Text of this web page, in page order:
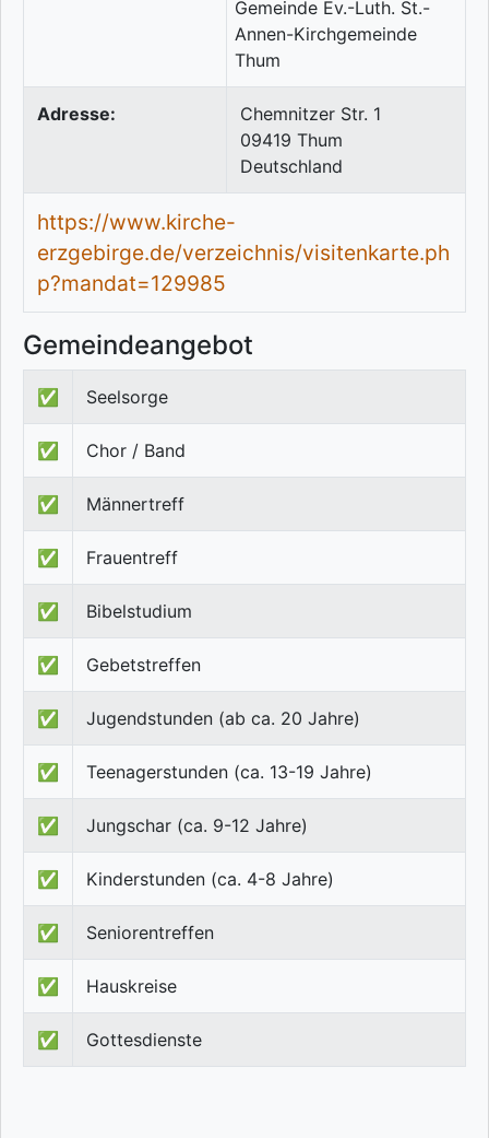
Adresse:
Chemnitzer Str. 1
09419 Thum
Deutschland
https://www.kirche-
erzgebirge.de/verzeichnis/visitenkarte.ph
p?mandat=129985
Gemeindeangebot
✅ Seelsorge
✅ Chor / Band
✅ Männertreff
✅ Frauentreff
✅ Bibelstudium
✅ Gebetstreffen
✅ Jugendstunden (ab ca. 20 Jahre)
✅ Teenagerstunden (ca. 13-19 Jahre)
✅ Jungschar (ca. 9-12 Jahre)
✅ Kinderstunden (ca. 4-8 Jahre)
✅ Seniorentreffen
✅ Hauskreise
✅ Gottesdienste